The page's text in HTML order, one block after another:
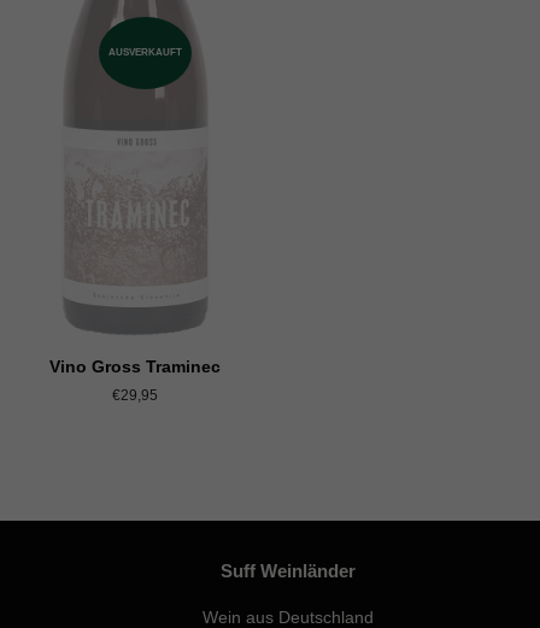
AUSVERKAUFT
Vino Gross Traminec
Normaler
€29,95
Suff Weinländer
Wein aus Deutschland